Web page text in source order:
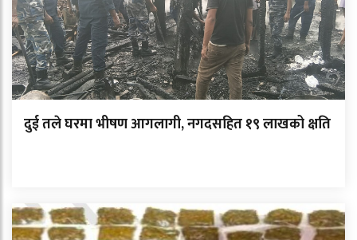
दुई तले घरमा भीषण आगलागी, नगदसहित १९ लाखको क्षति